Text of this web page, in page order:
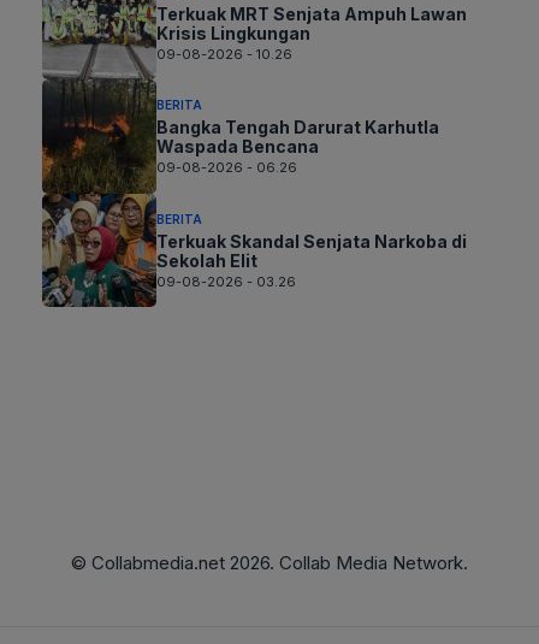
Terkuak MRT Senjata Ampuh Lawan
Krisis Lingkungan
09-08-2026 - 10.26
BERITA
Bangka Tengah Darurat Karhutla
Waspada Bencana
09-08-2026 - 06.26
BERITA
Terkuak Skandal Senjata Narkoba di
Sekolah Elit
09-08-2026 - 03.26
© Collabmedia.net 2026. Collab Media Network.